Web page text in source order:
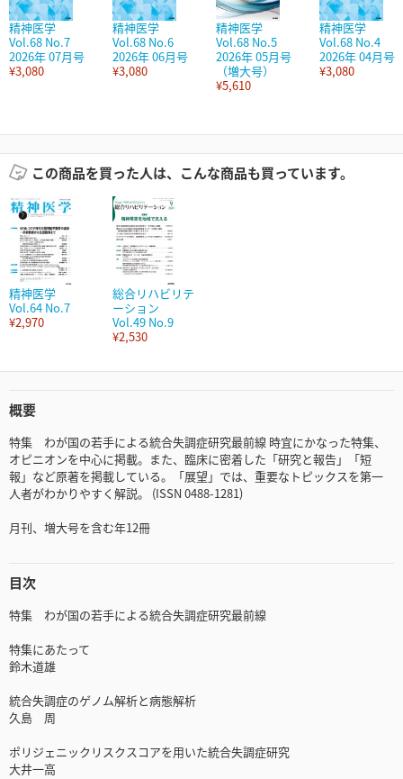
精神医学
Vol.68 No.7
2026年 07月号
¥3,080
精神医学
Vol.68 No.6
2026年 06月号
¥3,080
精神医学
Vol.68 No.5
2026年 05月号
（増大号）
¥5,610
精神医学
Vol.68 No.4
2026年 04月号
¥3,080
この商品を買った人は、こんな商品も買っています。
精神医学
Vol.64 No.7
¥2,970
総合リハビリテ
ーション
Vol.49 No.9
¥2,530
概要
特集 わが国の若手による統合失調症研究最前線 時宜にかなった特集、
オピニオンを中心に掲載。また、臨床に密着した「研究と報告」「短
報」など原著を掲載している。「展望」では、重要なトピックスを第一
人者がわかりやすく解説。 (ISSN 0488-1281)
月刊、増大号を含む年12冊
目次
特集 わが国の若手による統合失調症研究最前線
特集にあたって
鈴木道雄
統合失調症のゲノム解析と病態解析
久島 周
ポリジェニックリスクスコアを用いた統合失調症研究
大井一高